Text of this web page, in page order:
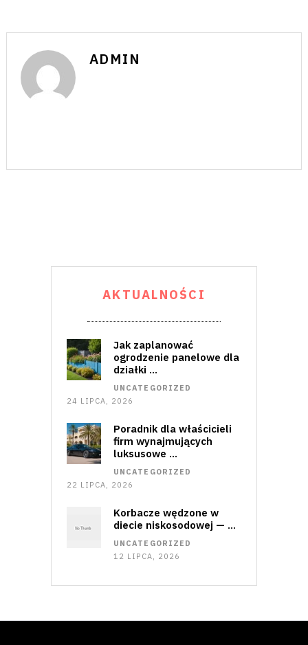
ADMIN
AKTUALNOŚCI
Jak zaplanować
ogrodzenie panelowe dla
działki …
UNCATEGORIZED
24 LIPCA, 2026
Poradnik dla właścicieli
firm wynajmujących
luksusowe …
UNCATEGORIZED
22 LIPCA, 2026
Korbacze wędzone w
diecie niskosodowej — …
UNCATEGORIZED
12 LIPCA, 2026